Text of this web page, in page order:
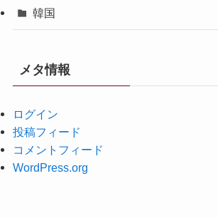
韓国
メタ情報
ログイン
投稿フィード
コメントフィード
WordPress.org